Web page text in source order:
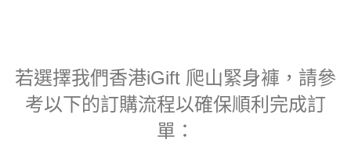
若選擇我們香港iGift 爬山緊身褲，請參
考以下的訂購流程以確保順利完成訂
單：